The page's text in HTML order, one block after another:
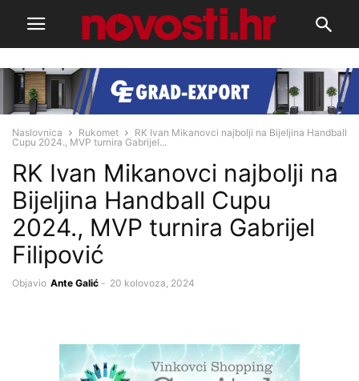
Naslovnica Rukomet
RK Ivan Mikanovci najbolji na Bijeljina Handball
Cupu 2024., MVP turnira Gabrijel...
RK Ivan Mikanovci najbolji na
Bijeljina Handball Cupu
2024., MVP turnira Gabrijel
Filipović
Objavio Ante Galić - 20 kolovoza, 2024